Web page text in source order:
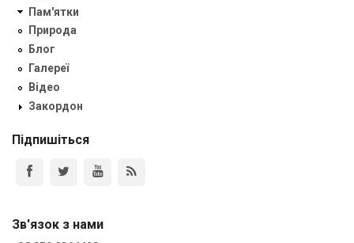
Пам'ятки
Природа
Блог
Галереї
Відео
Закордон
Підпишіться
Зв'язок з нами